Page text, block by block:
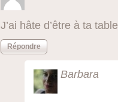
J’ai hâte d’être à ta table
Répondre
Barbara